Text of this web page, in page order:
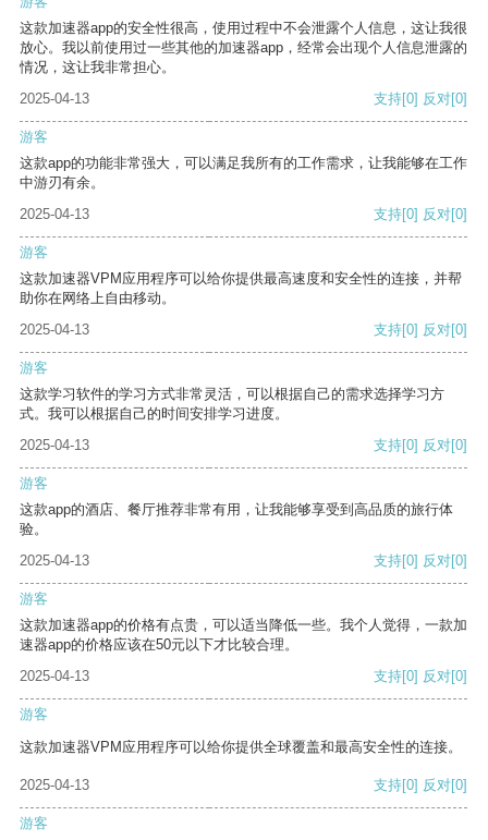
这款加速器app的安全性很高，使用过程中不会泄露个人信息，这让我很
放心。我以前使用过一些其他的加速器app，经常会出现个人信息泄露的
情况，这让我非常担心。
2025-04-13
支持[0] 反对[0]
游客
这款app的功能非常强大，可以满足我所有的工作需求，让我能够在工作
中游刃有余。
2025-04-13
支持[0] 反对[0]
游客
这款加速器VPM应用程序可以给你提供最高速度和安全性的连接，并帮
助你在网络上自由移动。
2025-04-13
支持[0] 反对[0]
游客
这款学习软件的学习方式非常灵活，可以根据自己的需求选择学习方
式。我可以根据自己的时间安排学习进度。
2025-04-13
支持[0] 反对[0]
游客
这款app的酒店、餐厅推荐非常有用，让我能够享受到高品质的旅行体
验。
2025-04-13
支持[0] 反对[0]
游客
这款加速器app的价格有点贵，可以适当降低一些。我个人觉得，一款加
速器app的价格应该在50元以下才比较合理。
2025-04-13
支持[0] 反对[0]
游客
这款加速器VPM应用程序可以给你提供全球覆盖和最高安全性的连接。
2025-04-13 支持[0] 反对[0]
游客